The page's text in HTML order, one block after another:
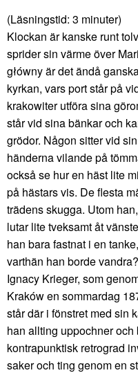
(Läsningstid: 3 minuter)
Klockan är kanske runt
sprider sin värme över
główny är det ändå
kyrkan, vars port står på
krakowiter utföra sina
står vid sina bänkar och
grödor. Någon sitter vid
händerna vilande på
också se hur en häst lite
på hästars vis. De flesta
trädens skugga. Utom
lutar lite tveksamt åt
han bara fastnat i en
varthän han borde
Ignacy Krieger, som
Kraków en sommardag
står där i fönstret med sin
han allting uppochner
kontrapunktisk retrograd
saker och ting genom en